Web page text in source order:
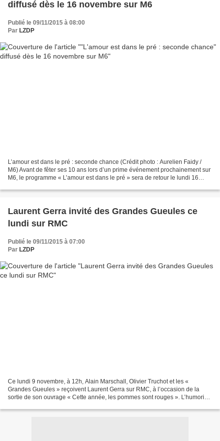
diffusé dès le 16 novembre sur M6
Publié le 09/11/2015 à 08:00
Par LZDP
L’amour est dans le pré : seconde chance (Crédit photo : Aurelien Faidy /
M6) Avant de fêter ses 10 ans lors d’un prime événement prochainement sur
M6, le programme « L’amour est dans le pré » sera de retour le lundi 16
Laurent Gerra invité des Grandes Gueules ce
lundi sur RMC
Publié le 09/11/2015 à 07:00
Par LZDP
Ce lundi 9 novembre, à 12h, Alain Marschall, Olivier Truchot et les «
Grandes Gueules » reçoivent Laurent Gerra sur RMC, à l’occasion de la
sortie de son ouvrage « Cette année, les pommes sont rouges ». L’humoriste